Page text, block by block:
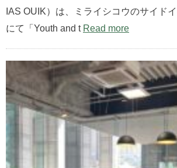
IAS OUIK）は、ミライシコウのサイド
にて「Youth and t Read more